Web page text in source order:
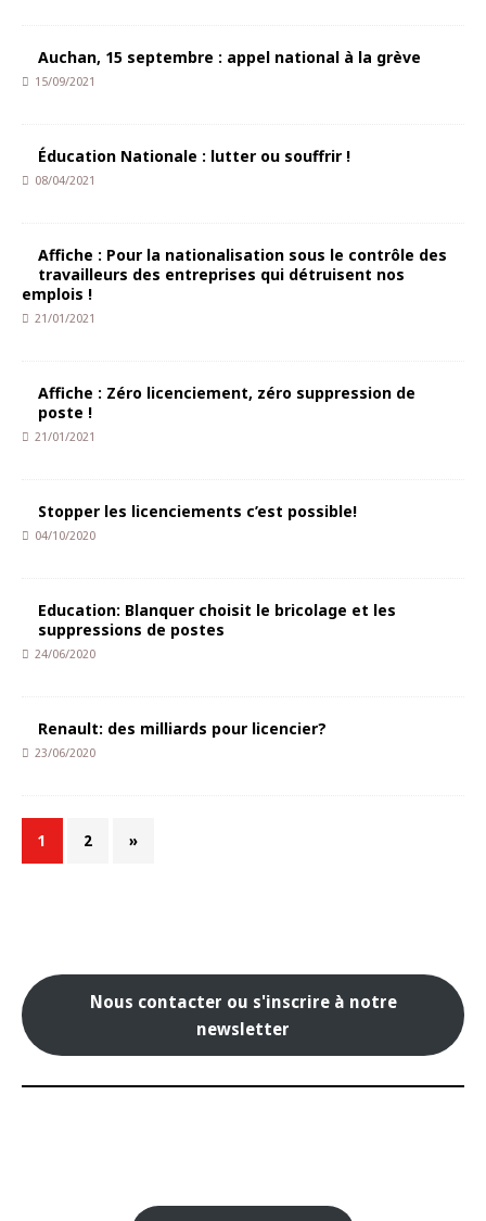
Auchan, 15 septembre : appel national à la grève
15/09/2021
Éducation Nationale : lutter ou souffrir !
08/04/2021
Affiche : Pour la nationalisation sous le contrôle des
travailleurs des entreprises qui détruisent nos
emplois !
21/01/2021
Affiche : Zéro licenciement, zéro suppression de
poste !
21/01/2021
Stopper les licenciements c’est possible!
04/10/2020
Education: Blanquer choisit le bricolage et les
suppressions de postes
24/06/2020
Renault: des milliards pour licencier?
23/06/2020
1 2 »
Nous contacter ou s'inscrire à notre
newsletter